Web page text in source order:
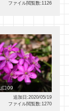
ファイル閲覧数:1126
口09
追加日:2020/05/19
ファイル閲覧数:1270